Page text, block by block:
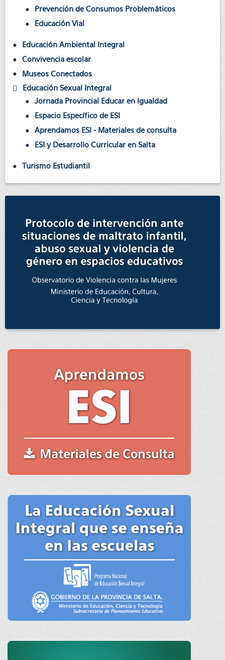
Prevención de Consumos Problemáticos
Educación Vial
Educación Ambiental Integral
Convivencia escolar
Museos Conectados
Educación Sexual Integral
Jornada Provincial Educar en Igualdad
Espacio Específico de ESI
Aprendamos ESI - Materiales de consulta
ESI y Desarrollo Curricular en Salta
Turismo Estudiantil